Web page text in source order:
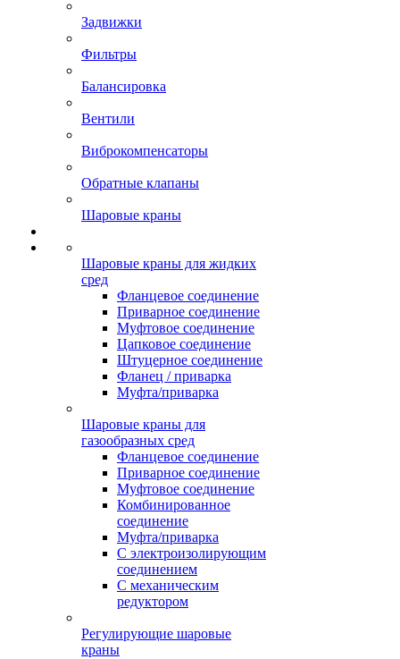
Задвижки
Фильтры
Балансировка
Вентили
Виброкомпенсаторы
Обратные клапаны
Шаровые краны
Шаровые краны для жидких
сред
Фланцевое соединение
Приварное соединение
Муфтовое соединение
Цапковое соединение
Штуцерное соединение
Фланец / приварка
Муфта/приварка
Шаровые краны для
газообразных сред
Фланцевое соединение
Приварное соединение
Муфтовое соединение
Комбинированное
соединение
Муфта/приварка
С электроизолирующим
соединением
С механическим
редуктором
Регулирующие шаровые
краны